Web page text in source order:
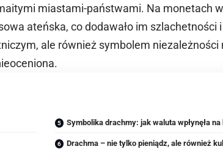
miastami-państwami. Na monetach
ateńska, co dodawało im szlachetności
ale również symbolem niezależności
Symbolika drachmy: jak waluta wpłynęła
Drachma – nie tylko pieniądz, ale również